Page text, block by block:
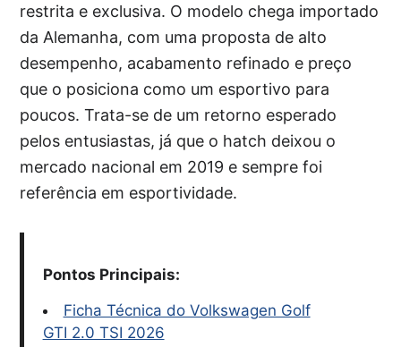
restrita e exclusiva. O modelo chega importado
da Alemanha, com uma proposta de alto
desempenho, acabamento refinado e preço
que o posiciona como um esportivo para
poucos. Trata-se de um retorno esperado
pelos entusiastas, já que o hatch deixou o
mercado nacional em 2019 e sempre foi
referência em esportividade.
Pontos Principais:
Ficha Técnica do Volkswagen Golf
GTI 2.0 TSI 2026